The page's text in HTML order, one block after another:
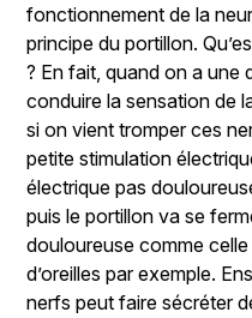
fonctionnement de la
principe du portillon.
? En fait, quand on a une
conduire la sensation de
si on vient tromper ces
petite stimulation
électrique pas
puis le portillon va se
douloureuse comme
d’oreilles par exemple.
nerfs peut faire sécréter